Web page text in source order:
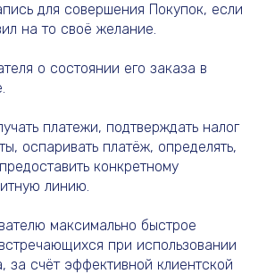
для совершения Покупок, если
на то своё желание.
о состоянии его заказа в
платежи, подтверждать налог
оспаривать платёж, определять,
конкретному
линию.
максимально быстрое
при использовании
за счёт эффективной клиентской